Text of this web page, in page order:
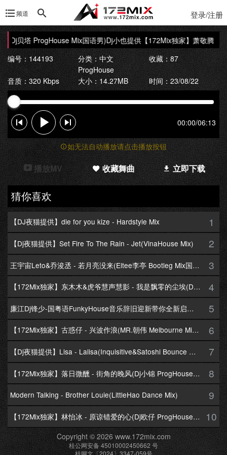
频道 登录/注册
贝塔 ProgHouse Mix国语男)Dj小也提供【172Mix独家】萧敬腾 - 阿
编号：144193
分类：中文
ProgHouse
收藏：87
音质：320 Kbps 大小：14.27MB 时间：23/08/22
00:00/06:13
如无法自动播放请点击播放按钮
播放MV 收藏舞曲 立即下载
猜你喜欢
【DJ夜猫提供】die for you kize - Hardstyle Mix 1
【Dj夜猫提供】Set Fire To The Rain - Jet(VinaHouse Mix) 2
王宇宙Leto&乔浚丞 - 若月亮没来(Eltee李亭 Bootleg Mix国语合唱) 3
【172Mix独家】东木木&虎爷慧声慧影 - 我是飘零的尘埃(Dj十三 Melbourne Mix国语男) 4
廉江Dj锋少-国粤语FunkyHouse音乐辞旧迎新带你全新启航跨年专辑172Mix串烧 5
【172Mix独家】古惑仔 - 兴波作浪(MR.朝伟 Melbourne Mix粤语男) 6
【Dj夜猫提供】Lisa - Lalisa(Inquisitive&Satoshi Bounce Mix) 7
【172Mix独家】落日微醺 - 街角的晚风(Dj小锦 ProgHouse Mix粤语女) 8
Modern Talking - Brother Louie(LittleHao Dance Mix) 9
【172Mix独家】林怡冰 - 原谅错爱的心(Dj欧仔 ProgHouse Mix粤语女) 10
Copyright © 2026 www.172mix.com
桂公网安备 45010002450662 号
桂网文〔2024〕3347-059号